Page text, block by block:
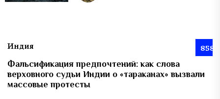
Индия 858
Фальсификация предпочтений: как слова
верховного судьи Индии о «тараканах» вызвали
массовые протесты